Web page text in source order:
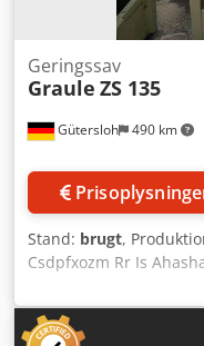
Gütersloh 490 km
Geringssav
Graule ZS 135
Stand: brugt,
Csdpfxozm Rr Is